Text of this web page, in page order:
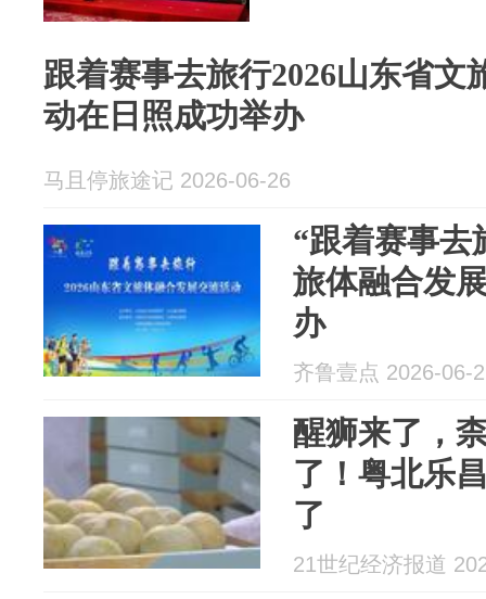
跟着赛事去旅行2026山东省文
动在日照成功举办
马且停旅途记 2026-06-26
“跟着赛事去
旅体融合发
办
齐鲁壹点 2026-06-
醒狮来了，
了！粤北乐
了
21世纪经济报道